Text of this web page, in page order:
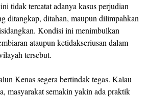
tidak tercatat adanya kasus perjudian
ditangkap, ditahan, maupun dilimpahkan
Kondisi ini menimbulkan
ataupun ketidakseriusan dalam
tersebut.
Kenas segera bertindak tegas. Kalau
masyarakat semakin yakin ada praktik